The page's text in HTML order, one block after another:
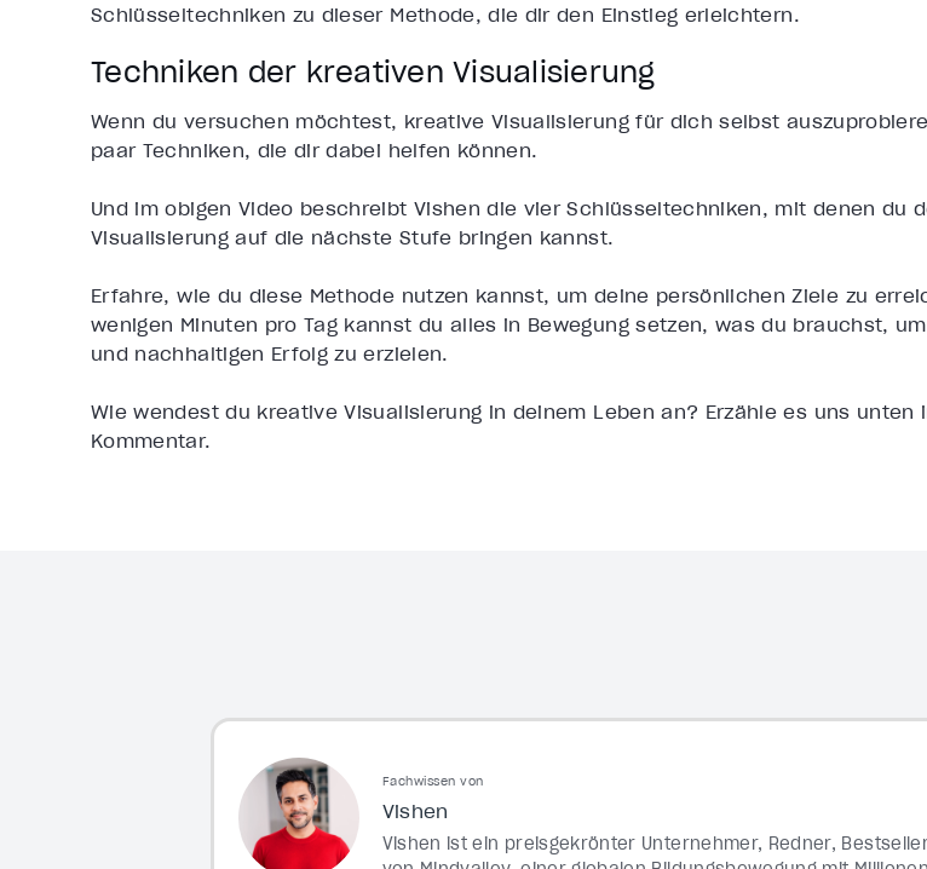
Schlüsseltechniken zu dieser Methode, die dir den Einstieg erleichtern.
Techniken der kreativen Visualisierung
Wenn du versuchen möchtest, kreative Visualisierung für dich selbst
paar Techniken, die dir dabei helfen können.
Und im obigen Video beschreibt Vishen die vier Schlüsseltechniken, mit denen du
Visualisierung auf die nächste Stufe bringen kannst.
Erfahre, wie du diese Methode nutzen kannst, um deine persönlichen Ziele zu
wenigen Minuten pro Tag kannst du alles in Bewegung setzen, was du brauchst,
und nachhaltigen Erfolg zu erzielen.
Wie wendest du kreative Visualisierung in deinem Leben an? Erzähle es uns unten
Kommentar.
Fachwissen von
Vishen
Vishen ist ein preisgekrönter Unternehmer, Redner,